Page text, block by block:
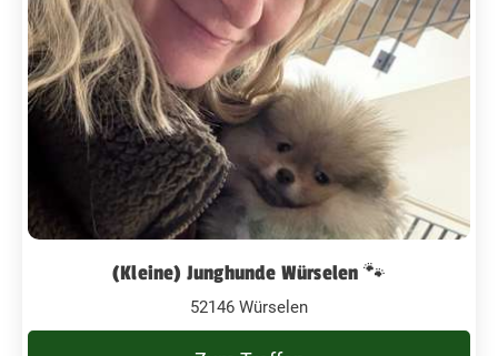
(Kleine) Junghunde Würselen 🐾
52146 Würselen